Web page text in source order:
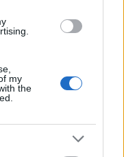
my
the
köve mesél –